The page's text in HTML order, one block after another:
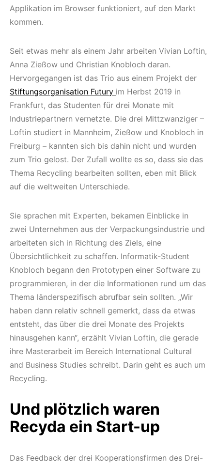
Applikation im Browser funktioniert, auf den Markt
kommen.
Seit etwas mehr als einem Jahr arbeiten Vivian Loftin,
Anna Zießow und Christian Knobloch daran.
Hervorgegangen ist das Trio aus einem Projekt der
Stiftungsorganisation Futury im Herbst 2019 in
Frankfurt, das Studenten für drei Monate mit
Industriepartnern vernetzte. Die drei Mittzwanziger –
Loftin studiert in Mannheim, Zießow und Knobloch in
Freiburg – kannten sich bis dahin nicht und wurden
zum Trio gelost. Der Zufall wollte es so, dass sie das
Thema Recycling bearbeiten sollten, eben mit Blick
auf die weltweiten Unterschiede.
Sie sprachen mit Experten, bekamen Einblicke in
zwei Unternehmen aus der Verpackungsindustrie und
arbeiteten sich in Richtung des Ziels, eine
Übersichtlichkeit zu schaffen. Informatik-Student
Knobloch begann den Prototypen einer Software zu
programmieren, in der die Informationen rund um das
Thema länderspezifisch abrufbar sein sollten. „Wir
haben dann relativ schnell gemerkt, dass da etwas
entsteht, das über die drei Monate des Projekts
hinausgehen kann“, erzählt Vivian Loftin, die gerade
ihre Masterarbeit im Bereich International Cultural
and Business Studies schreibt. Darin geht es auch um
Recycling.
Und plötzlich waren
Recyda ein Start-up
Das Feedback der drei Kooperationsfirmen des Drei-